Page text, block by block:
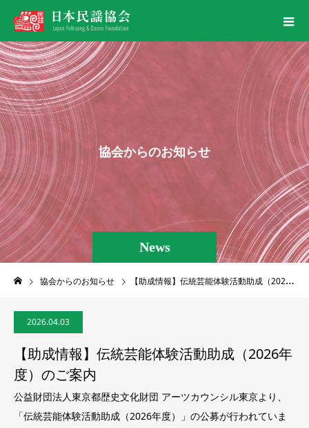
News
協会からのお知 らせ
協会からのお知らせ 【助成情報】伝統芸能体験活動助成（2026年度）のご案内
2026.04.03
【助成情報】伝統芸能体験活動助成（2026年
度）のご案内
公益財団法人東京都歴史文化財団 アーツカウンシル東京より、
「伝統芸能体験活動助成（2026年度）」の公募が行われていま